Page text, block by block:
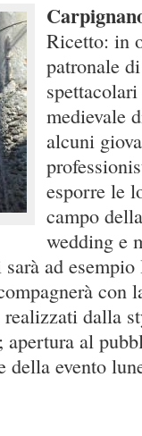
Ricetto: in
patronale
medievale
alcuni
esporre le
campo
wedding e
ad esempio
con
dalla
al
della evento